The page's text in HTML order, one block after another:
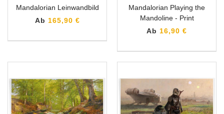
Mandalorian Leinwandbild
Ab 165,90 €
Mandalorian Playing the
Mandoline - Print
Ab 16,90 €